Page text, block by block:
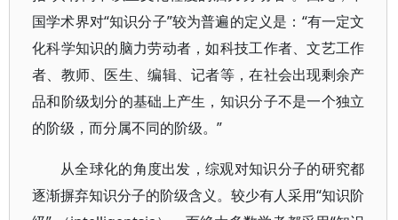
国学术界对“知识分子”较为普遍的定义是：“有一定文
化科学知识的脑力劳动者，如科技工作者、文艺工作
者、教师、医生、编辑、记者等，在社会出现剩余产
品和阶级划分的基础上产生，知识分子不是一个独立
的阶级，而分属不同的阶级。”
从全球化的角度出发，综观对知识分子的研究都
逐渐摒弃知识分子的阶级含义。较少有人采用“知识阶